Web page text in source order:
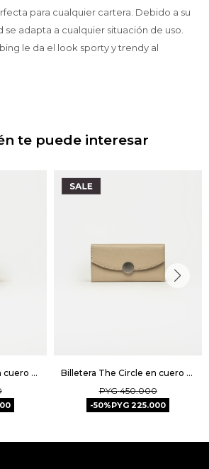
para cualquier cartera. Debido a su
adapta a cualquier situación de uso.
le da el look sporty y trendy al
te puede interesar
Billetera The Circle en cuero graneado - Tabaco
Billetera The Circle en cuero graneado - Taupe
PYG 450.000
50 PYG 225.000